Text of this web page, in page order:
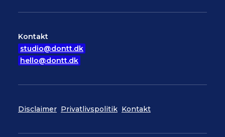
Kontakt
studio@dontt.dk
hello@dontt.dk
Disclaimer Privatlivspolitik Kontakt